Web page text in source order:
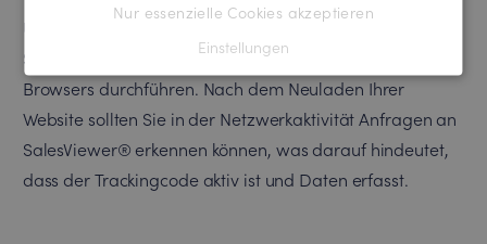
Überprüfen Sie die Funktionsfähigkeit des Codes, indem
Sie eine Netzwerkanalyse mit den Entwickler-Tools Ihres
Browsers durchführen. Nach dem Neuladen Ihrer
Website sollten Sie in der Netzwerkaktivität Anfragen an
SalesViewer® erkennen können, was darauf hindeutet,
dass der Trackingcode aktiv ist und Daten erfasst.
Nur essenzielle Cookies akzeptieren
Einstellungen